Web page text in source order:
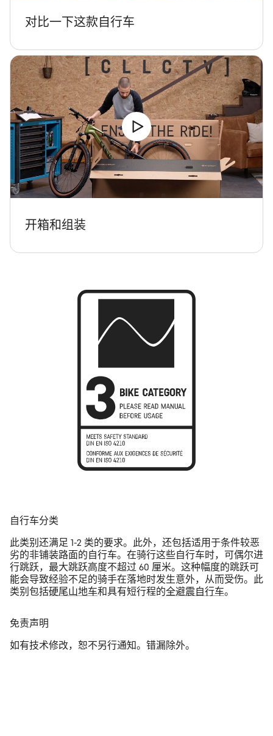
对比一下这款自行车
开箱和组装
自行车分类
此类别还满足 1-2 类的要求。此外，还包括适用于条件较恶
劣的非铺装路面的自行车。在骑行这些自行车时，可偶尔进
行跳跃，最大跳跃高度不超过 60 厘米。这种幅度的跳跃可
能会导致经验不足的骑手在落地时发生意外，从而受伤。此
类别包括硬尾山地车和具有短行程的全避震自行车。
免责声明
如有技术修改，恕不另行通知。错漏除外。